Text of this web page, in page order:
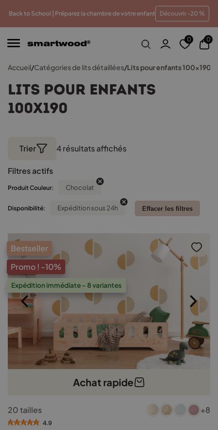
Back to School | Préparez la chambre de votre enfant Découvrir -20 %
prix Paiements en plusieurs fois sans frais
0 0
Accueil/Catégories de lits détaillées/Lits pour enfants 100x190
Lits pour enfants
100x190
Trier 4 résultats affichés
Filtres actifs
Produit Couleur: Chocolat
Disponibilité: Expédition sous 24h Effacer les filtres
Bestseller
Promo ! -10%
Expédition immédiate – 8 variantes
Achat rapide
produit
a
20 tailles +8
4.9